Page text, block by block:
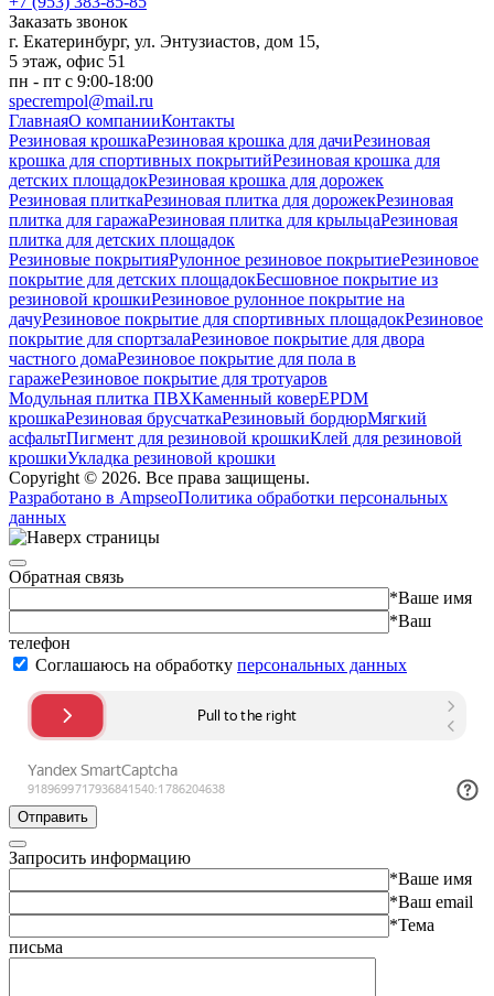
Заказать звонок
г. Екатеринбург, ул. Энтузиастов, дом 15,
5 этаж, офис 51
пн - пт с 9:00-18:00
specrempol@mail.ru
ГлавнаяО компанииКонтакты
Резиновая крошкаРезиновая крошка для дачиРезиновая
крошка для спортивных покрытийРезиновая крошка для
детских площадокРезиновая крошка для дорожек
Резиновая плиткаРезиновая плитка для дорожекРезиновая
плитка для гаражаРезиновая плитка для крыльцаРезиновая
плитка для детских площадок
Резиновые покрытияРулонное резиновое покрытиеРезиновое
покрытие для детских площадокБесшовное покрытие из
резиновой крошкиРезиновое рулонное покрытие на
дачуРезиновое покрытие для спортивных площадокРезиновое
покрытие для спортзалаРезиновое покрытие для двора
частного домаРезиновое покрытие для пола в
гаражеРезиновое покрытие для тротуаров
Модульная плитка ПВХКаменный коверEPDM
крошкаРезиновая брусчаткаРезиновый бордюрМягкий
асфальтПигмент для резиновой крошкиКлей для резиновой
крошкиУкладка резиновой крошки
Copyright © 2026. Все права защищены.
Разработано в AmpseoПолитика обработки персональных
данных
Обратная связь
*Ваше имя
*Ваш
телефон
Соглашаюсь на обработку персональных данных
Отправить
Запросить информацию
*Ваше имя
*Ваш email
*Тема
письма